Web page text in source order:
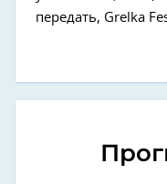
передать, Grelka